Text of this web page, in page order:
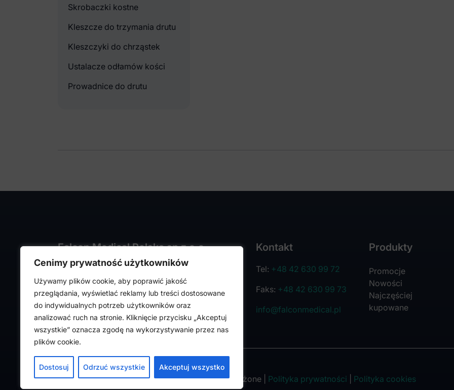
Cenimy prywatność użytkowników
Używamy plików cookie, aby poprawić jakość
przeglądania, wyświetlać reklamy lub treści dostosowane
do indywidualnych potrzeb użytkowników oraz
analizować ruch na stronie. Kliknięcie przycisku „Akceptuj
wszystkie” oznacza zgodę na wykorzystywanie przez nas
plików cookie.
Dostosuj Odrzuć wszystkie Akceptuj wszystko
Skrobaczki kostne
Kleszcze do trzymania drutu
Kleszczyki do chrząstek
Ustalacze odłamów kości
Prowadnice do drutu
Falcon Medical Polska sp z o.o.
ul. Rajmunda Rembielińskiego 1/7
93-575 Łódź
NIP: PL7282324443
REGON: 472316619,
Nr KRS: 0000036918
Kontakt
Tel: +48 42 630 99 72
Faks: +48 42 630 99 73
info@falconmedical.pl
Produkty
Promocje
Nowości
Najczęściej
kupowane
FalconMedical © 2024. Wszystkie prawa zastrzeżone | Polityka prywatności Polityka cookies